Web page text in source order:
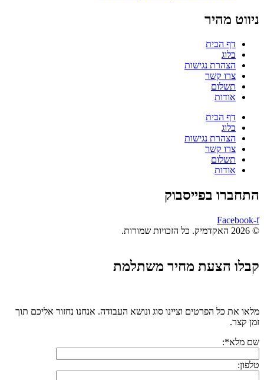
ניווט מהיר
דף הבית
בלוג
הצהרת נגישות
צרו קשר
תשלום
אודות
דף הבית
בלוג
הצהרת נגישות
צרו קשר
תשלום
אודות
התחברו בפייסבוק
Facebook-f
© 2026 האקדמיק. כל הזכויות שמורות.
קבלו הצעת מחיר משתלמת
מלאו את כל הפרטים וציינו סוג ונושא העבודה. אנחנו נחזור אליכם תוך
זמן קצר.
שם מלא*:
טלפון: